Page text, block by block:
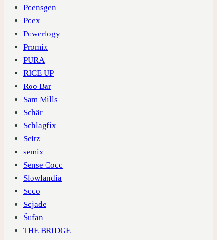
Poensgen
Poex
Powerlogy
Promix
PURA
RICE UP
Roo Bar
Sam Mills
Schär
Schlagfix
Seitz
semix
Sense Coco
Slowlandia
Soco
Sojade
Šufan
THE BRIDGE